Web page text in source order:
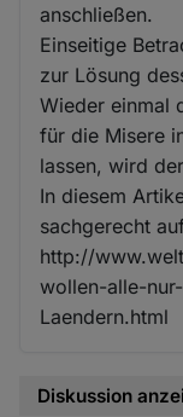
anschließen.
Einseitige
zur Lösung
Wieder einmal
für die Misere
lassen, wird
In diesem
sachgerecht
http://
wollen-alle-
Laendern.html
Diskussion